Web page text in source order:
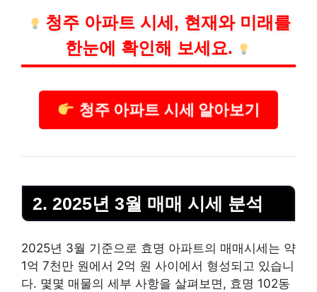
청주아파트 시세, 현재와 미래를
한눈에 확인해 보세요.
청주 아파트 시세 알아보기
2. 2025년 3월 매매 시세 분석
2025년 3월 기준으로 효명 아파트의 매매시세는 약
1억 7천만 원에서 2억 원 사이에서 형성되고 있습니
다. 몇몇 매물의 세부 사항을 살펴보면, 효명 102동